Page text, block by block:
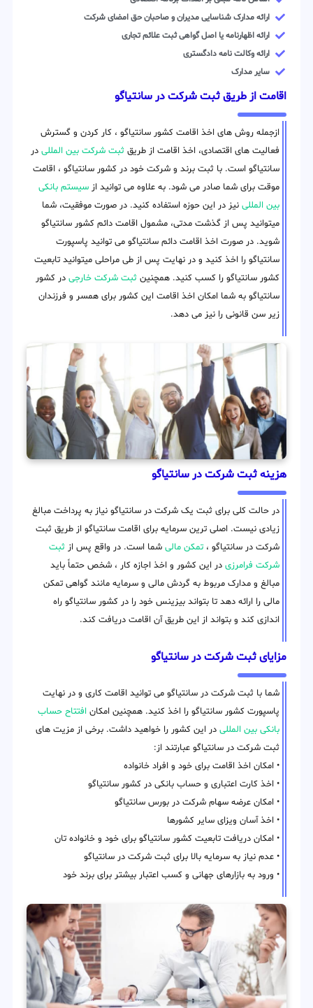
ارائه مدارک شناسایی مدیران و صاحبان حق امضای شرکت
ارائه اظهارنامه یا اصل گواهی ثبت علائم تجاری
ارائه وکالت نامه دادگستری
سایر مدارک
اقامت از طریق ثبت شرکت در سانتیاگو
ازجمله روش های اخذ اقامت کشور سانتیاگو ، کار کردن و گسترش
فعالیت های اقتصادی، اخذ اقامت از طریق ثبت شرکت بین المللی در
سانتیاگو است. با ثبت برند و شرکت خود در کشور سانتیاگو ، اقامت
موقت برای شما صادر می شود. به علاوه می توانید از سیستم بانکی
بین المللی نیز در این حوزه استفاده کنید. در صورت موفقیت، شما
میتوانید پس از گذشت مدتی، مشمول اقامت دائم کشور سانتیاگو
شوید. در صورت اخذ اقامت دائم سانتیاگو می توانید پاسپورت
سانتیاگو را اخذ کنید و در نهایت پس از طی مراحلی میتوانید تابعیت
کشور سانتیاگو را کسب کنید. همچنین ثبت شرکت خارجی در کشور
سانتیاگو به شما امکان اخذ اقامت این کشور برای همسر و فرزندان
زیر سن قانونی را نیز می دهد.
هزینه ثبت شرکت در سانتیاگو
در حالت کلی برای ثبت یک شرکت در سانتیاگو نیاز به پرداخت مبالغ
زیادی نیست. اصلی ترین سرمایه برای اقامت سانتیاگو از طریق ثبت
شرکت در سانتیاگو ، تمکن مالی شما است. در واقع پس از ثبت
شرکت فرامرزی در این کشور و اخذ اجازه کار ، شخص حتماً باید
مبالغ و مدارک مربوط به گردش مالی و سرمایه مانند گواهی تمکن
مالی را ارائه دهد تا بتواند بیزینس خود را در کشور سانتیاگو راه
اندازی کند و بتواند از این طریق آن اقامت دریافت کند.
مزایای ثبت شرکت در سانتیاگو
شما با ثبت شرکت در سانتیاگو می توانید اقامت کاری و در نهایت
پاسپورت کشور سانتیاگو را اخذ کنید. همچنین امکان افتتاح حساب
بانکی بین المللی در این کشور را خواهید داشت. برخی از مزیت های
ثبت شرکت در سانتیاگو عبارتند از:
• امکان اخذ اقامت برای خود و افراد خانواده
• اخذ کارت اعتباری و حساب بانکی در کشور سانتیاگو
• امکان عرضه سهام شرکت در بورس سانتیاگو
• اخذ آسان ویزای سایر کشورها
• امکان دریافت تابعیت کشور سانتیاگو برای خود و خانواده تان
• عدم نیاز به سرمایه بالا برای ثبت شرکت در سانتیاگو
• ورود به بازارهای جهانی و کسب اعتبار بیشتر برای برند خود